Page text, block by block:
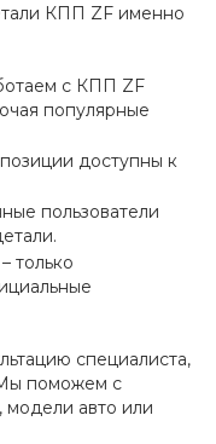
КПП ZF именно
с КПП ZF
популярные
доступны к
пользователи
только
специалиста,
поможем с
авто или